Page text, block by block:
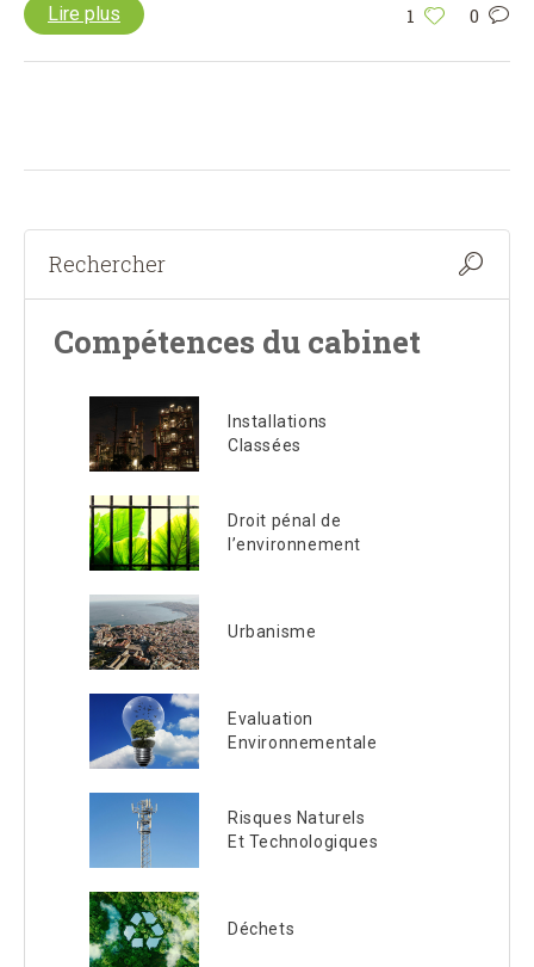
1 0
Lire plus
Compétences du cabinet
Installations
Classées
Droit pénal de
l’environnement
Urbanisme
Evaluation
Environnementale
Risques Naturels
Et Technologiques
Déchets